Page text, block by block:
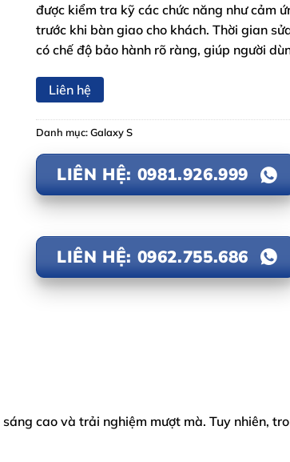
được kiểm tra kỹ các chức năng như cảm
trước khi bàn giao cho khách. Thời gian
có chế độ bảo hành rõ ràng, giúp người
Liên hệ
Danh mục:Galaxy S
LIÊN HỆ: 0981.926.999
LIÊN HỆ: 0962.755.686
cao và trải nghiệm mượt mà. Tuy nhiên,